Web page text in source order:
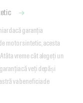
dacă garanția
motor sintetic, acesta
vreme cât alegeți un
că veți depăși
va beneficia de